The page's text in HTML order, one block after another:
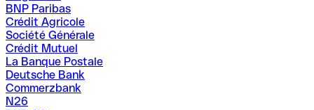
BNP Paribas
Crédit Agricole
Société Générale
Crédit Mutuel
La Banque Postale
Deutsche Bank
Commerzbank
N26